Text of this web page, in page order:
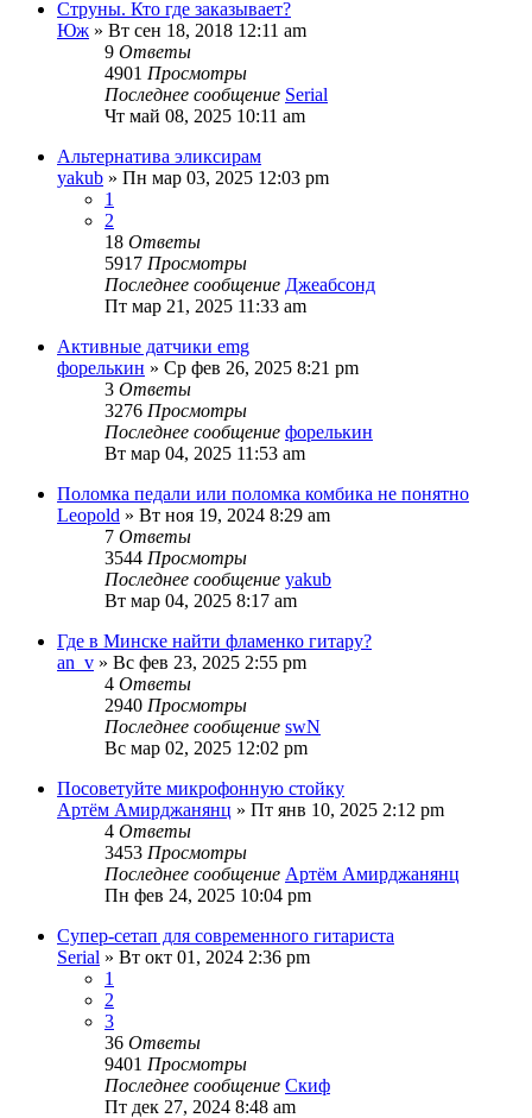
Струны. Кто где заказывает?
Юж » Вт сен 18, 2018 12:11 am
9 Ответы
4901 Просмотры
Последнее сообщение Serial
Чт май 08, 2025 10:11 am
Альтернатива эликсирам
yakub » Пн мар 03, 2025 12:03 pm
1
2
18 Ответы
5917 Просмотры
Последнее сообщение Джеабсонд
Пт мар 21, 2025 11:33 am
Активные датчики emg
форелькин » Ср фев 26, 2025 8:21 pm
3 Ответы
3276 Просмотры
Последнее сообщение форелькин
Вт мар 04, 2025 11:53 am
Поломка педали или поломка комбика не понятно
Leopold » Вт ноя 19, 2024 8:29 am
7 Ответы
3544 Просмотры
Последнее сообщение yakub
Вт мар 04, 2025 8:17 am
Где в Минске найти фламенко гитару?
an_v » Вс фев 23, 2025 2:55 pm
4 Ответы
2940 Просмотры
Последнее сообщение swN
Вс мар 02, 2025 12:02 pm
Посоветуйте микрофонную стойку
Артём Амирджанянц » Пт янв 10, 2025 2:12 pm
4 Ответы
3453 Просмотры
Последнее сообщение Артём Амирджанянц
Пн фев 24, 2025 10:04 pm
Супер-сетап для современного гитариста
Serial » Вт окт 01, 2024 2:36 pm
1
2
3
36 Ответы
9401 Просмотры
Последнее сообщение Скиф
Пт дек 27, 2024 8:48 am